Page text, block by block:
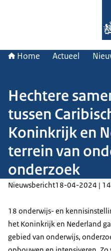
Home Actueel
Hechtere
tussen
Koninkrijk en
terrein van
onderzoek
Nieuwsbericht18-04-2024 |
18 onderwijs- en
het Koninkrijk en Nederland
gebied van onderwijs,